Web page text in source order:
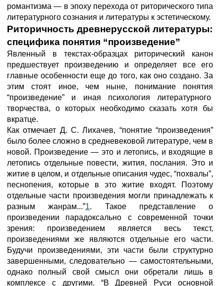
романтизма — в эпоху перехода от риторического типа
литературного сознания и литературы к эстетическому.
Риторичность древнерусской литературы:
специфика понятия “произведение”
Явленный в текстах-образцах риторический канон
предшествует произведению и определяет все его
главные особенности еще до того, как оно создано. За
этим стоят иное, чем ныне, понимание понятия
“произведение” и иная психология литературного
творчества, о которых необходимо сказать хотя бы
вкратце.
Как отмечает Д. С. Лихачев, “понятие “произведения”
было более сложно в средневековой литературе, чем в
новой. Произведение — это и летопись, и входящие в
летопись отдельные повести, жития, послания. Это и
житие в целом, и отдельные описания чудес, “похвалы”,
песнопения, которые в это житие входят. Поэтому
отдельные части произведения могли принадлежать к
разным жанрам...”1. Такое представление о
произведении парадоксально с современной точки
зрения: произведением является весь текст,
произведениями же являются отдельные его части.
Будучи произведениями, эти части были структурно
завершенными, следовательно — самостоятельными,
однако полный свой смысл они обретали лишь в
комплексе с другими. “В Древней Руси основной